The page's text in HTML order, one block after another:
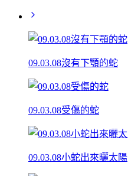
09.03.08沒有下顎的蛇
09.03.08受傷的蛇
09.03.08小蛇出來曬太陽